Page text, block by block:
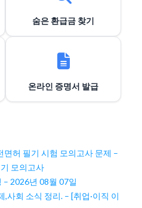
숨은 환급금 찾기
온라인 증명서 발급
허 필기 시험 모의고사 문제 –
모의고사
– 2026년 08월 07일
사회 소식 정리. – [취업·이직 이